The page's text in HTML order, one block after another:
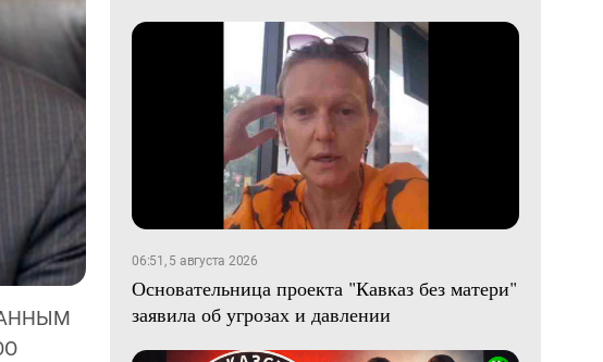
06:51, 5 августа 2026
Основательница проекта "Кавказ без матери"
заявила об угрозах и давлении